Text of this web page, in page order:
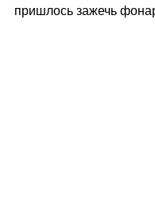
пришлось зажечь